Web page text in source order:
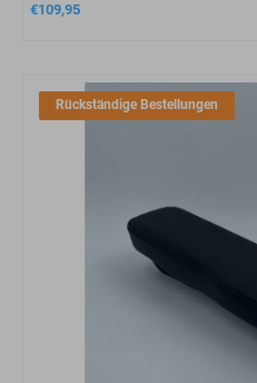
€109,95
Rückständige Bestellungen